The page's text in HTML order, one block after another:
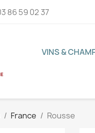
86 59 02 37
VINS &
France Rousse